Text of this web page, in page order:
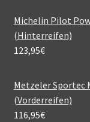
Michelin Pilot
(Hinterreifen)
123,95€
Metzeler Sportec
(Vorderreifen)
116,95€